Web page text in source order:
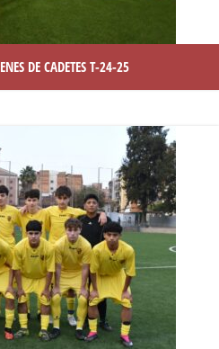
DE CADETES T-24-25